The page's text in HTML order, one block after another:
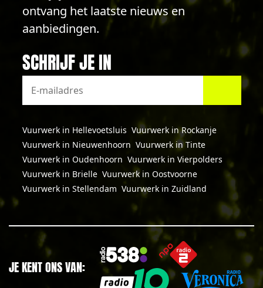
ontvang het laatste nieuws en
aanbiedingen.
SCHRIJF JE IN
Vuurwerk in Hellevoetsluis Vuurwerk in Rockanje
Vuurwerk in Nieuwenhoorn Vuurwerk in Tinte
Vuurwerk in Oudenhoorn Vuurwerk in Vierpolders
Vuurwerk in Brielle Vuurwerk in Oostvoorne
Vuurwerk in Stellendam Vuurwerk in Zuidland
JE KENT ONS VAN: